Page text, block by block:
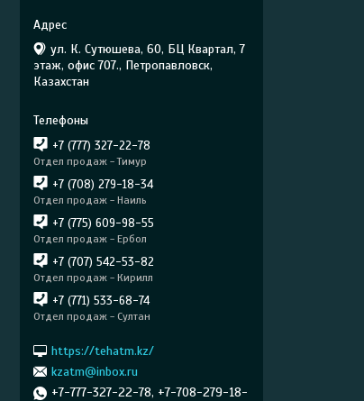
ул. К. Сутюшева, 60, БЦ Квартал, 7
этаж, офис 707., Петропавловск,
Казахстан
+7 (777) 327-22-78
Отдел продаж - Тимур
+7 (708) 279-18-34
Отдел продаж - Наиль
+7 (775) 609-98-55
Отдел продаж - Ербол
+7 (707) 542-53-82
Отдел продаж - Кирилл
+7 (771) 533-68-74
Отдел продаж - Султан
https://tehatm.kz/
kzatm@inbox.ru
+7-777-327-22-78, +7-708-279-18-